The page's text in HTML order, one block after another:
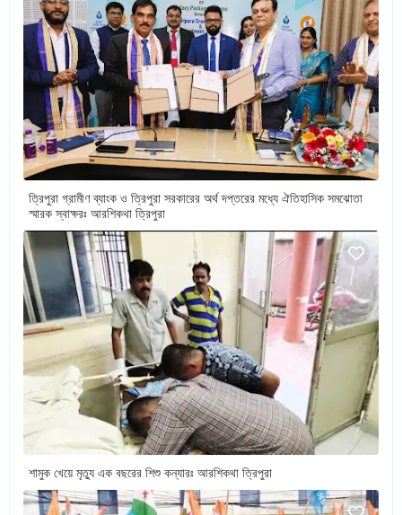
ত্রিপুরা গ্রামীণ ব্যাংক ও ত্রিপুরা সরকারের অর্থ দপ্তরের মধ্যে ঐতিহাসিক সমঝোতা
স্মারক স্বাক্ষরঃ আরশিকথা ত্রিপুরা
শামুক খেয়ে মৃত্যু এক বছরের শিশু কন্যারঃ আরশিকথা ত্রিপুরা